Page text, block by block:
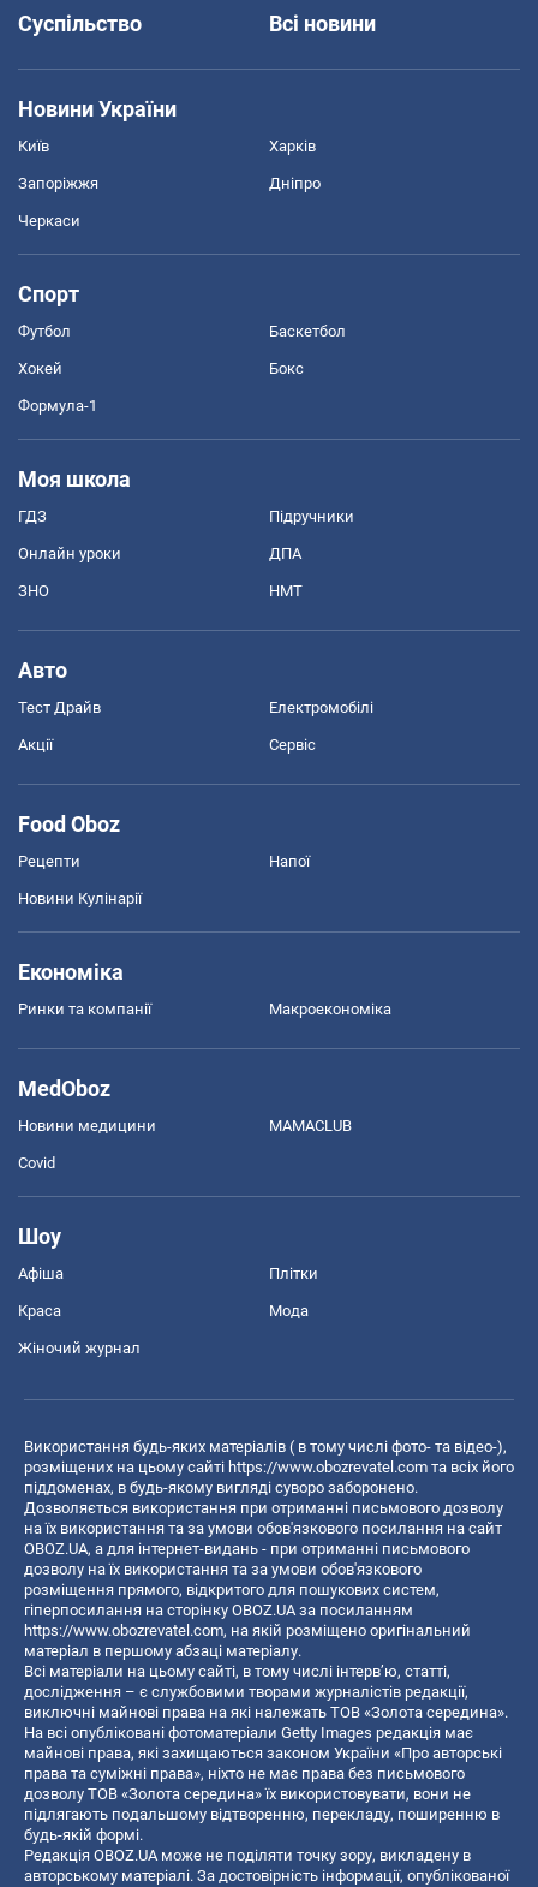
Суспільство
Всі новини
Новини України
Київ Харків
Запоріжжя Дніпро
Черкаси
Спорт
Футбол Баскетбол
Хокей Бокс
Формула-1
Моя школа
ГДЗ Підручники
Онлайн уроки ДПА
ЗНО НМТ
Авто
Тест Драйв Електромобілі
Акції Сервіс
Food Oboz
Рецепти Напої
Новини Кулінарії
Економіка
Ринки та компанії Макроекономіка
MedOboz
Новини медицини MAMACLUB
Covid
Шоу
Афіша Плітки
Краса Мода
Жіночий журнал
Використання будь-яких матеріалів ( в тому числі фото- та відео-),
розміщених на цьому сайті https://www.obozrevatel.com та всіх його
піддоменах, в будь-якому вигляді суворо заборонено.
Дозволяється використання при отриманні письмового дозволу
на їх використання та за умови обов'язкового посилання на сайт
OBOZ.UA, а для інтернет-видань - при отриманні письмового
дозволу на їх використання та за умови обов'язкового
розміщення прямого, відкритого для пошукових систем,
гіперпосилання на сторінку OBOZ.UA за посиланням
https://www.obozrevatel.com, на якій розміщено оригінальний
матеріал в першому абзаці матеріалу.
Всі матеріали на цьому сайті, в тому числі інтерв’ю, статті,
дослідження – є службовими творами журналістів редакції,
виключні майнові права на які належать ТОВ «Золота середина».
На всі опубліковані фотоматеріали Getty Images редакція має
майнові права, які захищаються законом України «Про авторські
права та суміжні права», ніхто не має права без письмового
дозволу ТОВ «Золота середина» їх використовувати, вони не
підлягають подальшому відтворенню, перекладу, поширенню в
будь-якій формі.
Редакція OBOZ.UA може не поділяти точку зору, викладену в
авторському матеріалі. За достовірність інформації, опублікованої